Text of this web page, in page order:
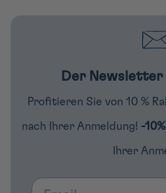
Der Newsletter
Profitieren Sie von 10 %
nach Ihrer Anmeldung! -10%
Ihrer
Email